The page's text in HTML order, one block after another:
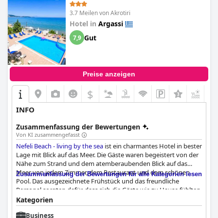
angenehmen Aufenthalt im
Chryssi Akti Hotel
3.7 Meilen von Akrotiri
Hotel in Argassi
7,9 Gut
Preise anzeigen
$
INFO
Zusammenfassung der Bewertungen
Von KI zusammengefasst
Nefeli Beach - living by the sea ist ein charmantes Hotel in bester
Lage mit Blick auf das Meer. Die Gäste waren begeistert von der
Nähe zum Strand und dem atemberaubenden Blick auf das
Meer von jedem Zimmer, dem Restaurant und dem schönen
Pool. Das ausgezeichnete Frühstück und das freundliche
Personal sorgten dafür, dass sich die Gäste wie zu Hause fühlten.
Einige Gäste bemängelten den Mangel an Parkplätzen im Hotel,
doch die Gesamterfahrung wurde als sehr positiv bewertet. Die
Zimmer mit Meerblick waren wunderschön und
Zusammenfassung der Bewertungen für alle Kategorien lesen
Kategorien
Business